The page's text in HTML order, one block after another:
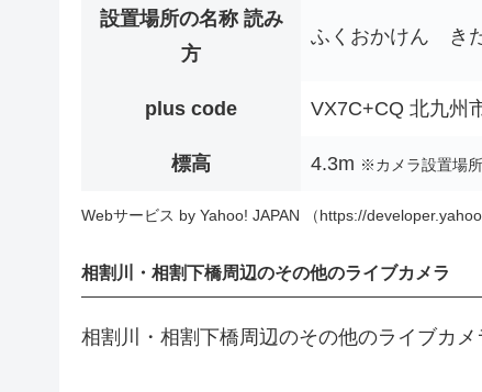
設置場所の名称 読み
方
ふくおかけん き
plus code VX7C+CQ 北九州
標高 4.3m ※カメラ設置場所
Webサービス by Yahoo! JAPAN （https://
相割川・相割下橋周辺のその他のライブカメラ
相割川・相割下橋周辺のその他のライブカメ